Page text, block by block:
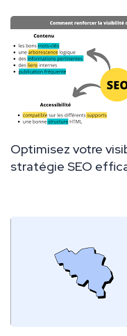
Optimisez votre
stratégie SEO